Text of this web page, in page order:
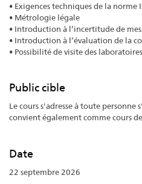
• Exigences techniques de la norme
• Métrologie légale
• Introduction à l’incertitude de
• Introduction à l’évaluation de la
• Possibilité de visite des laboratoires
Public cible
Le cours s'adresse à toute
convient également comme cours
Date
22 septembre 2026